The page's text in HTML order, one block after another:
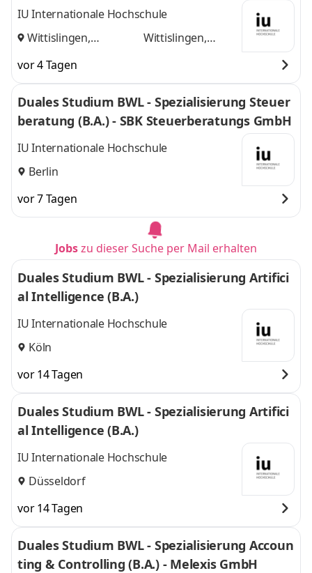
IU Internationale Hochschule
Wittislingen,
Wittislingen,
vor 4 Tagen
Duales Studium BWL - Spezialisierung Steuer
beratung (B.A.) - SBK Steuerberatungs GmbH
IU Internationale Hochschule
Berlin
vor 7 Tagen
Jobszu dieser Suche per Mail erhalten
Duales Studium BWL - Spezialisierung Artifici
al Intelligence (B.A.)
IU Internationale Hochschule
Köln
vor 14 Tagen
Duales Studium BWL - Spezialisierung Artifici
al Intelligence (B.A.)
IU Internationale Hochschule
Düsseldorf
vor 14 Tagen
Duales Studium BWL - Spezialisierung Accoun
ting & Controlling (B.A.) - Melexis GmbH